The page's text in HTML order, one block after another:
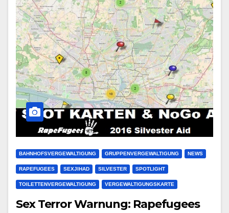
BAHNHOFSVERGEWALTIGUNG GRUPPENVERGEWALTIGUNG NEWS
RAPEFUGEES SEXJIHAD SILVESTER SPOTLIGHT
TOILETTENVERGEWALTIGUNG VERGEWALTIGUNGSKARTE
Sex Terror Warnung: Rapefugees